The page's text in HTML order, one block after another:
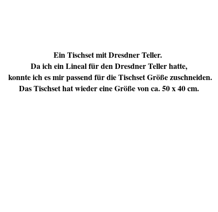
Ein Tischset mit Dresdner Teller.
Da ich ein Lineal für den Dresdner Teller hatte,
konnte ich es mir passend für die Tischset Größe zuschneiden.
Das Tischset hat wieder eine Größe von ca. 50 x 40 cm.